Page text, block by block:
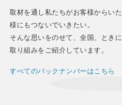
取材を通し私たちがお客様からい
様にもつないでいきたい。
そんな思いをのせて、全国、とき
取り組みをご紹介しています。
すべてのバックナンバーはこちら